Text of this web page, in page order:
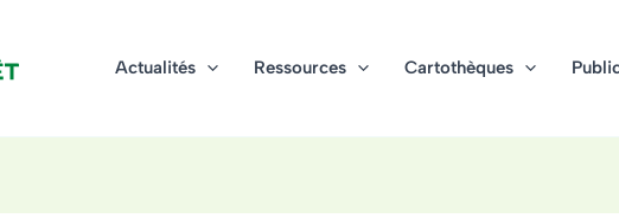
Actualités Ressources Cartothèques